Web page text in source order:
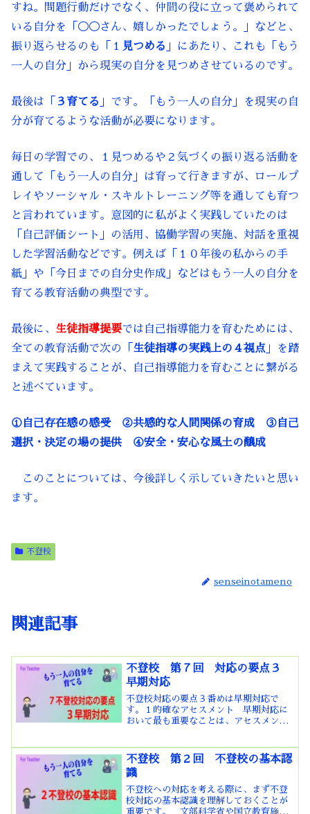
すね。問題行動だけでなく、仲間の役に立って褒められて
いる自分を「◯◯さん、嬉しかったでしょう。」などと、
振り返らせるのも「１ 見つめる 」にあたり、これも「もう
一人の自分」から現実の自分を見つめさせているのです。
最後は「 ３育てる 」です。「もう一人の自分」を現実の自
分が育てるような活動が必要になります。
毎日の学習での、１見つめるや２気づくの振り返る活動を
通して「もう一人の自分」は育って行きますが、ロールプ
レイやソーシャル・スキルトレーニング等を通しても育つ
と言われています。意図的に私がよく実践していたのは
「自己評価シート」の活用、協働学習の実施、対話を重視
した学習活動などです。例えば「１０年後の私からの手
紙」や「今日までの自分史作成」などはもう一人の自分を
育てる教育活動の典型です。
最後に、 生徒指導提要では自己指導能力を育むためには、
全ての教育活動で次の「 生徒指導の実践上の４視点 」を踏
まえて実践することが、自己指導能力を育むことに繋がる
と述べています。
①自己存在感の感受 ②共感的な人間関係の育成 ③自己
選択・決定の場の提供 ④安全・安心な風土の醸成
このことについては、今後詳しく示していきたいと思い
ます。
不登校
senseinotameno
関連記事
不登校 第７回 対応の要点３
早期対応
不登校対応の要点３番めは早期対応で
す。１的確なアセスメント 早期対応に
おいて最も重要なことは、アセスメント
活かしていくための状況把握（後には支
援の評価も対象となります）...
不登校 第２回 不登校の基本認
識
不登校への対応を考える際に、まず不登
校対応の基本認識を理解しておくことが
重要です。 文部科学省や国立教育施策